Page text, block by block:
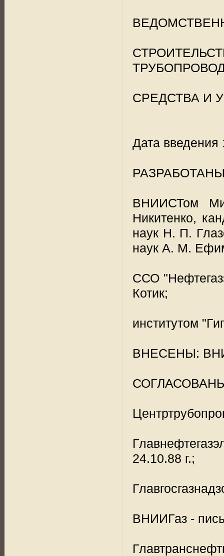
СРЕДСТВА И
Дата введения
ВНИИСТом
Никитенко,
наук Н. П.
наук А. М.
ССО
Котик;
институтом
ВНЕСЕНЫ:
24.10.88 г.;
ВНИИГаз -